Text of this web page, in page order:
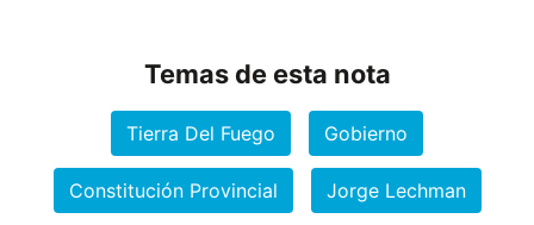
Temas de esta nota
Tierra Del Fuego Gobierno
Constitución Provincial Jorge Lechman